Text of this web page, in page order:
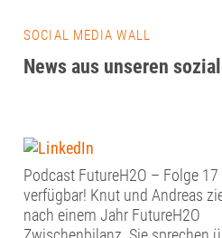
SOCIAL MEDIA WALL
News aus unseren
Podcast FutureH2O – Folge 17
verfügbar! Knut und Andreas
nach einem Jahr FutureH2O